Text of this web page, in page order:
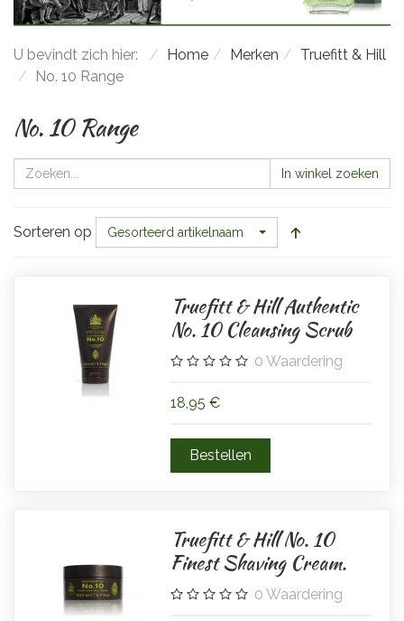
U bevindt zich hier: Home Merken
Truefitt & Hill
No. 10 Range
No. 10 Range
In winkel zoeken
Sorteren op Gesorteerd artikelnaam
Truefitt & Hill Authentic
No. 10 Cleansing Scrub
0 Waardering
18,95 €
Truefitt & Hill No. 10
Finest Shaving Cream.
0 Waardering